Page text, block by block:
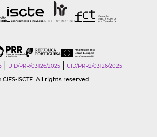
UID/PRR/03126/2025 UID/PRR2/03126/2025
CIES-ISCTE. All rights reserved.